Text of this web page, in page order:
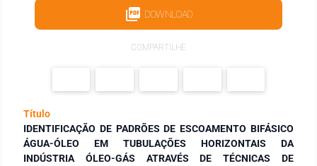
DOWNLOAD
COMPARTILHE
Título
IDENTIFICAÇÃO DE PADRÕES DE ESCOAMENTO BIFÁSICO
ÁGUA-ÓLEO EM TUBULAÇÕES HORIZONTAIS DA
INDÚSTRIA ÓLEO-GÁS ATRAVÉS DE TÉCNICAS DE